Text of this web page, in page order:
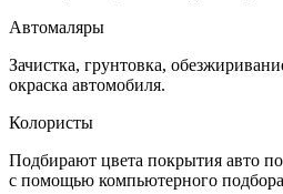
Автомаляры
Зачистка, грунтовка,
окраска автомобиля.
Колористы
Подбирают цвета покрытия авто
с помощью компьютерного